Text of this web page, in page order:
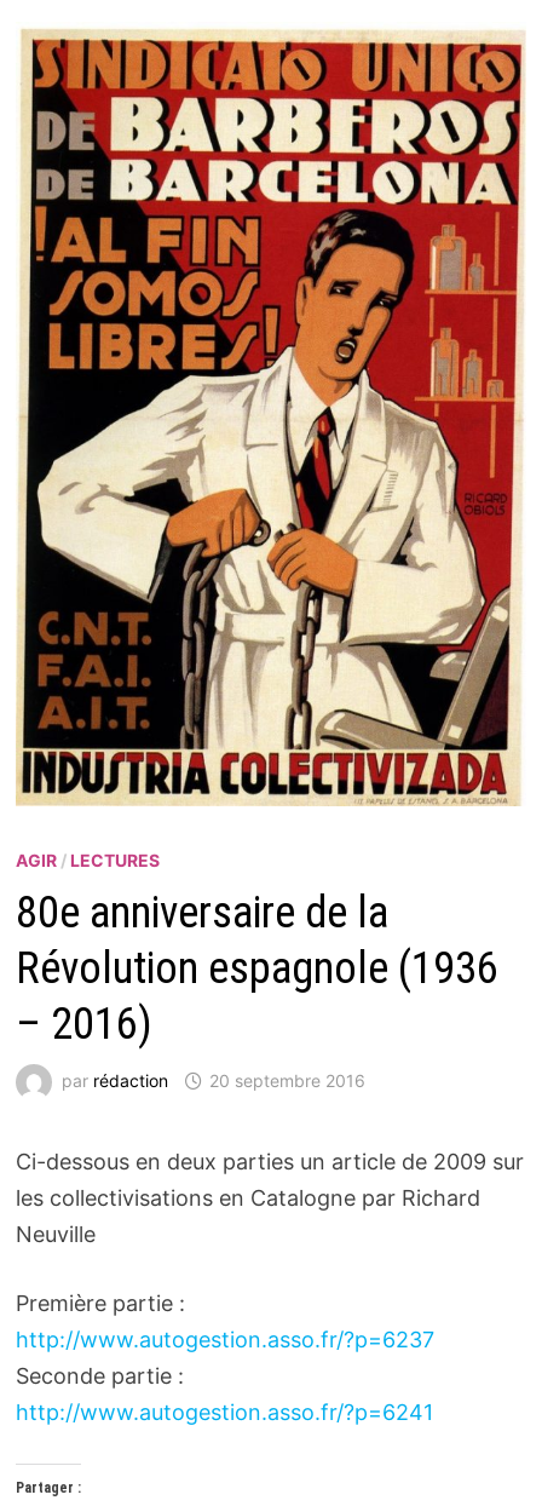
AGIR/ LECTURES
80e anniversaire de la
Révolution espagnole (1936
– 2016)
par rédaction 20 septembre 2016
Ci-dessous en deux parties un article de 2009 sur
les collectivisations en Catalogne par Richard
Neuville
Première partie :
http://www.autogestion.asso.fr/?p=6237
Seconde partie :
http://www.autogestion.asso.fr/?p=6241
Partager :